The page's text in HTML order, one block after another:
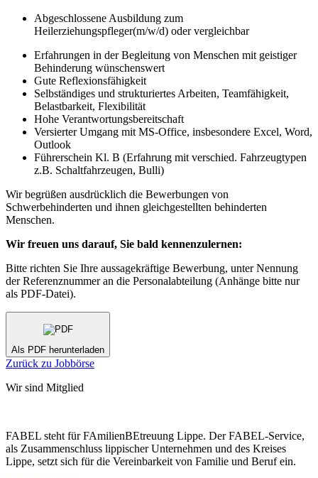
Abgeschlossene Ausbildung zum
Heilerziehungspfleger(m/w/d) oder vergleichbar
Erfahrungen in der Begleitung von Menschen mit geistiger
Behinderung wünschenswert
Gute Reflexionsfähigkeit
Selbständiges und strukturiertes Arbeiten, Teamfähigkeit,
Belastbarkeit, Flexibilität
Hohe Verantwortungsbereitschaft
Versierter Umgang mit MS-Office, insbesondere Excel, Word,
Outlook
Führerschein Kl. B (Erfahrung mit verschied. Fahrzeugtypen
z.B. Schaltfahrzeugen, Bulli)
Wir begrüßen ausdrücklich die Bewerbungen von
Schwerbehinderten und ihnen gleichgestellten behinderten
Menschen.
Wir freuen uns darauf, Sie bald kennenzulernen:
Bitte richten Sie Ihre aussagekräftige Bewerbung, unter Nennung
der Referenznummer an die Personalabteilung (Anhänge bitte nur
als PDF-Datei).
Als PDF herunterladen
Zurück zu Jobbörse
Wir sind Mitglied
FABEL steht fürFAmilienBEtreuung Lippe. DerFABEL-Service,
als Zusammenschluss lippischer Unternehmen und des Kreises
Lippe, setzt sich für die Vereinbarkeit von Familie und Beruf ein.